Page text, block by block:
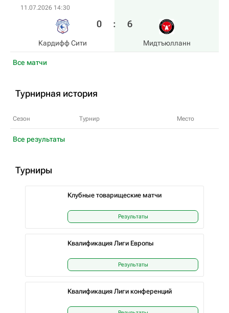
Все матчи
11.07.2026 14:30
Кардифф Сити
0 : 6
Мидтъюлланн
Турнирная история
Сезон Турнир Место
Все результаты
Турниры
Клубные товарищеские матчи
Результаты
Квалификация Лиги Европы
Результаты
Квалификация Лиги конференций